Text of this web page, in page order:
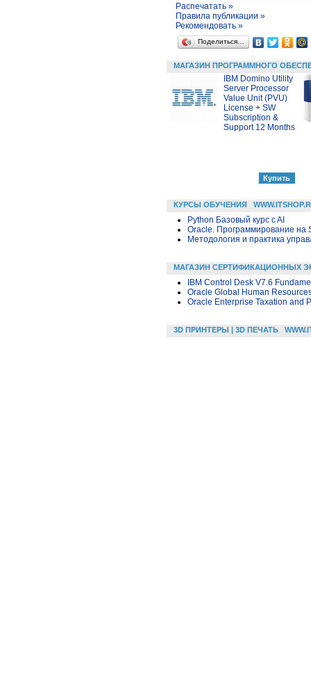
Распечатать »
Правила публикации »
Рекомендовать »
Поделиться…
МАГАЗИН ПРОГРАММНОГО
IBM Domino Utility
Server Processor
Value Unit (PVU)
License + SW
Subscription &
Support 12 Months
КУРСЫ ОБУЧЕНИЯ
Python Базовый курс c AI
Oracle. Программирование на
Методология и практика
МАГАЗИН СЕРТИФИКАЦИОННЫХ
IBM Control Desk V7.6
Oracle Global Human
Oracle Enterprise Taxation and
3D ПРИНТЕРЫ | 3D ПЕЧАТЬ